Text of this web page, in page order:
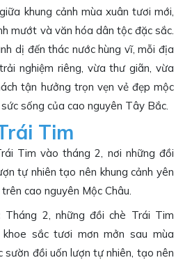
khung cảnh mùa xuân tươi mới,
mướt và văn hóa dân tộc đặc sắc.
dị đến thác nước hùng vĩ, mỗi địa
nghiệm riêng, vừa thư giãn, vừa
tận hưởng trọn vẹn vẻ đẹp mộc
sống của cao nguyên Tây Bắc.
Tim
Tim vào tháng 2, nơi những đồi
tự nhiên tạo nên khung cảnh yên
cao nguyên Mộc Châu.
Tháng 2, những đồi chè Trái Tim
sắc tươi mơn mởn sau mùa
sườn đồi uốn lượn tự nhiên, tạo nên